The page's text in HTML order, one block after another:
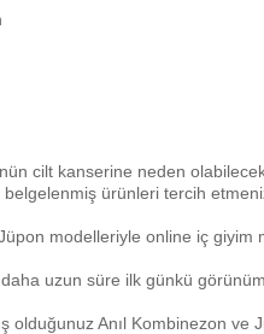
cilt kanserine neden
ürünleri tercih
modelleriyle online iç giyim
uzun süre ilk günkü
olduğunuz Anıl Kombinezon